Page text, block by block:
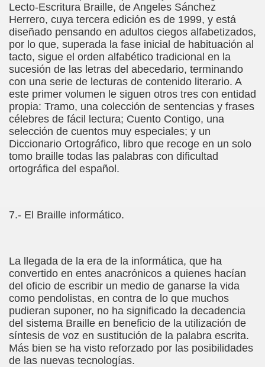
Lecto-Escritura Braille, de Angeles Sánchez
Herrero, cuya tercera edición es de 1999, y está
diseñado pensando en adultos ciegos alfabetizados,
por lo que, superada la fase inicial de habituación al
tacto, sigue el orden alfabético tradicional en la
sucesión de las letras del abecedario, terminando
con una serie de lecturas de contenido literario. A
este primer volumen le siguen otros tres con entidad
propia: Tramo, una colección de sentencias y frases
célebres de fácil lectura; Cuento Contigo, una
selección de cuentos muy especiales; y un
Diccionario Ortográfico, libro que recoge en un solo
tomo braille todas las palabras con dificultad
ortográfica del español.
7.- El Braille informático.
La llegada de la era de la informática, que ha
convertido en entes anacrónicos a quienes hacían
del oficio de escribir un medio de ganarse la vida
como pendolistas, en contra de lo que muchos
pudieran suponer, no ha significado la decadencia
del sistema Braille en beneficio de la utilización de
síntesis de voz en sustitución de la palabra escrita.
Más bien se ha visto reforzado por las posibilidades
de las nuevas tecnologías.
Casona)
(Roberto Enjuto)
Wells)
(Sergio Farràs)
Roig)
para Acunar un Sueño roto (F. Javier Bernal García)